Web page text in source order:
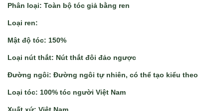
Phân loại: Toàn bộ tóc giả bằng ren
Loại ren:
Mật độ tóc: 150%
Loại nút thắt: Nút thắt đôi đảo ngược
Đường ngôi: Đường ngôi tự nhiên, có thể tạo kiểu
Loại tóc: 100% tóc người Việt Nam